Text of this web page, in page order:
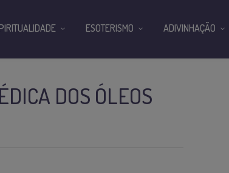
DOS ÓLEOS
ESOTERISMO ADIVINHAÇÃO